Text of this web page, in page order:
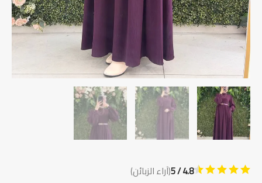
4.8 / 5 (آراء الزبائن)